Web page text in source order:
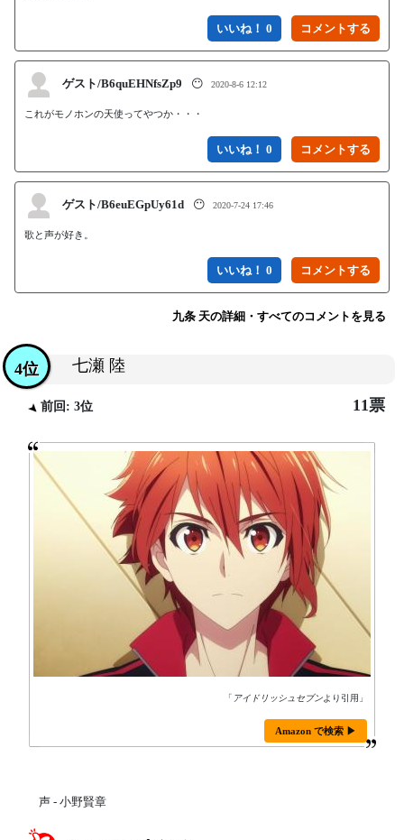
いいね！ 0
ゲスト/B6quEHNfsZp9 😶 2020-8-6 12:12
これがモノホンの天使ってやつか・・・
いいね！ 0
ゲスト/B6euEGpUy61d 😶 2020-7-24 17:46
歌と声が好き。
いいね！ 0
九条 天の詳細・すべてのコメントを見る
七瀬 陸
4位
前回: 3位 11票
「 アイドリッシュセブンより引用」
Amazon で検索 ▶
声 - 小野賢章